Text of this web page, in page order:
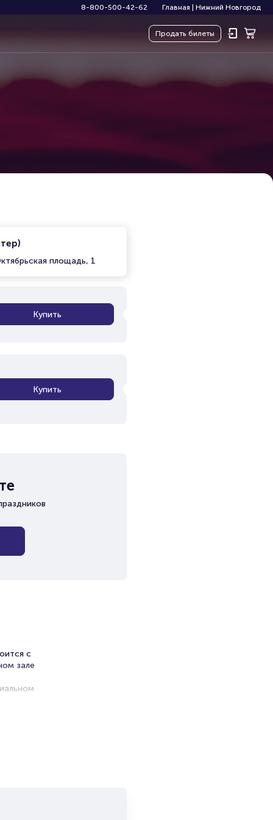
8-800-500-42-62 Главная Нижний Новгород
Продать билеты
площадь, 1
Купить
Купить
с
зале